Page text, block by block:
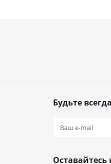
Будьте
Оставайтесь